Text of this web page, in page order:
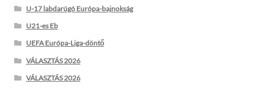
U-17 labdarúgó Európa-bajnokság
U21-es Eb
UEFA Európa-Liga-döntő
VÁLASZTÁS 2026
VÁLASZTÁS 2026